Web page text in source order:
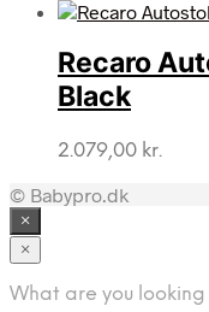
Recaro
Black
2.079,00 kr.
© Babypro.dk
×
×
What are you looking